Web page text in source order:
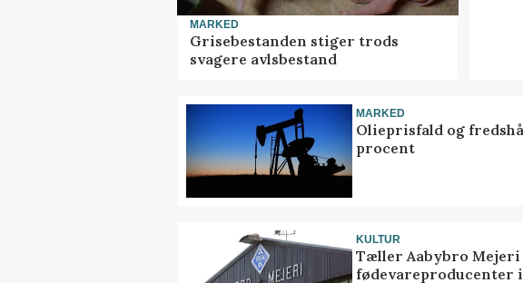
MARKED
Grisebestanden stiger trods
svagere avlsbestand
MARKED
Olieprisfald og
procent
KULTUR
Tæller Aabybro Mejeri